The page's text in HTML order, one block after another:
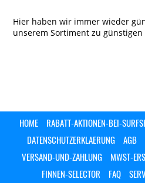
Hier haben wir immer wieder
unserem Sortiment zu günstigen
HOME RABATT-AKTIONEN-BEI-
DATENSCHUTZERKLAERUNG
AGB
VERSAND-UND-ZAHLUNG
MWST-
FINNEN-SELECTOR
FAQ